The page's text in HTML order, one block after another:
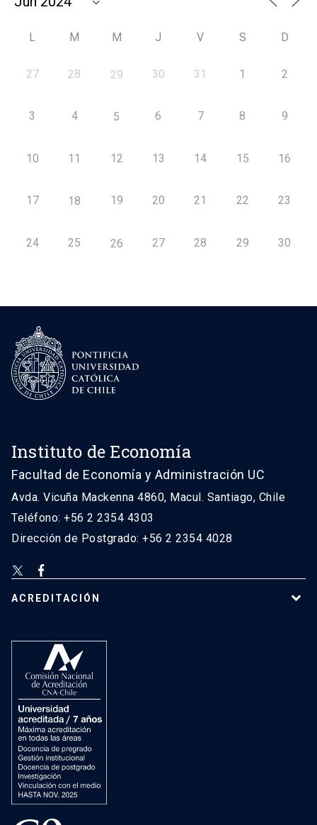
L M M J V S D
27 28 29 30 31 1 2
3 4 5 6 7 8 9
10 11 12 13 14 15 16
17 18 19 20 21 22 23
24 25 26 27 28 29 30
Instituto de Economía
Facultad de Economía y Administración UC
Avda. Vicuña Mackenna 4860, Macul. Santiago, Chile
Teléfono: +56 2 2354 4303
Dirección de Postgrado: +56 2 2354 4028
ACREDITACIÓN